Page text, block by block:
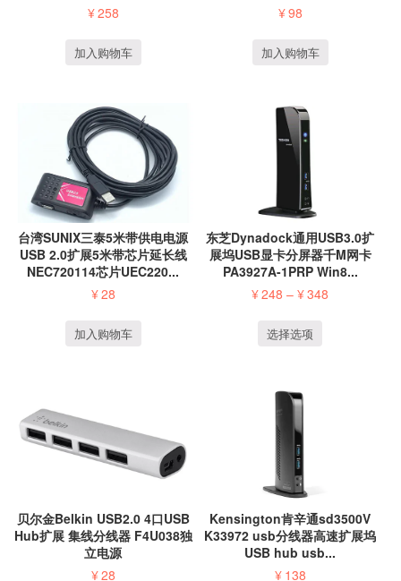
¥258
加入购物车
¥98
加入购物车
台湾SUNIX三泰5米带供电电源
USB 2.0扩展5米带芯片延长线
NEC720114芯片UEC220...
¥28
加入购物车
东芝Dynadock通用USB3.0扩
展坞USB显卡分屏器千M网卡
PA3927A-1PRP Win8...
¥248 –¥348
选择选项
贝尔金Belkin USB2.0 4口USB
Hub扩展 集线分线器 F4U038独
立电源
¥28
Kensington肯辛通sd3500V
K33972 usb分线器高速扩展坞
USB hub usb...
¥ 138